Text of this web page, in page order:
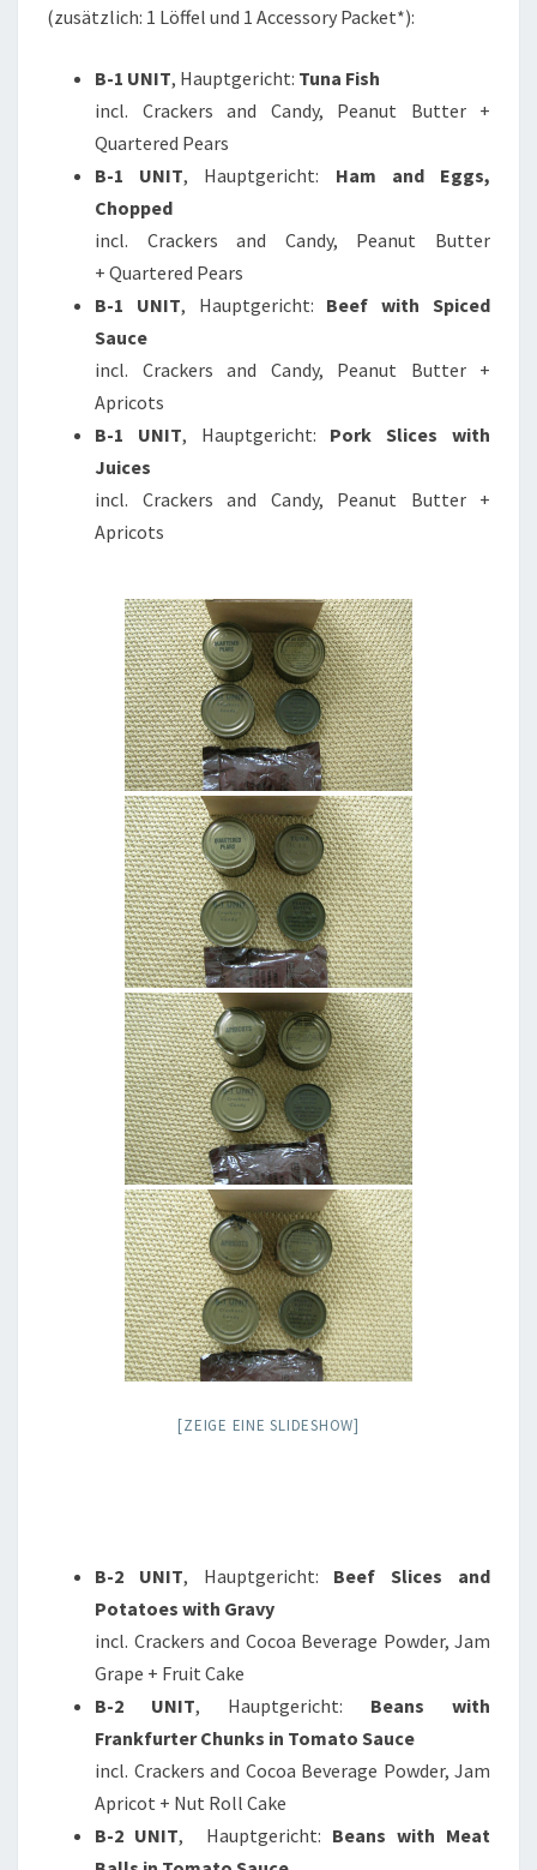
(zusätzlich: 1 Löffel und 1 Accessory Packet*):
B-1 UNIT, Hauptgericht: Tuna Fish
incl. Crackers and Candy, Peanut Butter +
Quartered Pears
B-1 UNIT, Hauptgericht: Ham and Eggs,
Chopped
incl. Crackers and Candy, Peanut Butter
+ Quartered Pears
B-1 UNIT, Hauptgericht: Beef with Spiced
Sauce
incl. Crackers and Candy, Peanut Butter +
Apricots
B-1 UNIT, Hauptgericht: Pork Slices with
Juices
incl. Crackers and Candy, Peanut Butter +
Apricots
[ZEIGE EINE SLIDESHOW]
B-2 UNIT, Hauptgericht: Beef Slices and
Potatoes with Gravy
incl. Crackers and Cocoa Beverage Powder, Jam
Grape + Fruit Cake
B-2 UNIT, Hauptgericht: Beans with
Frankfurter Chunks in Tomato Sauce
incl. Crackers and Cocoa Beverage Powder, Jam
Apricot + Nut Roll Cake
B-2 UNIT, Hauptgericht: Beans with Meat